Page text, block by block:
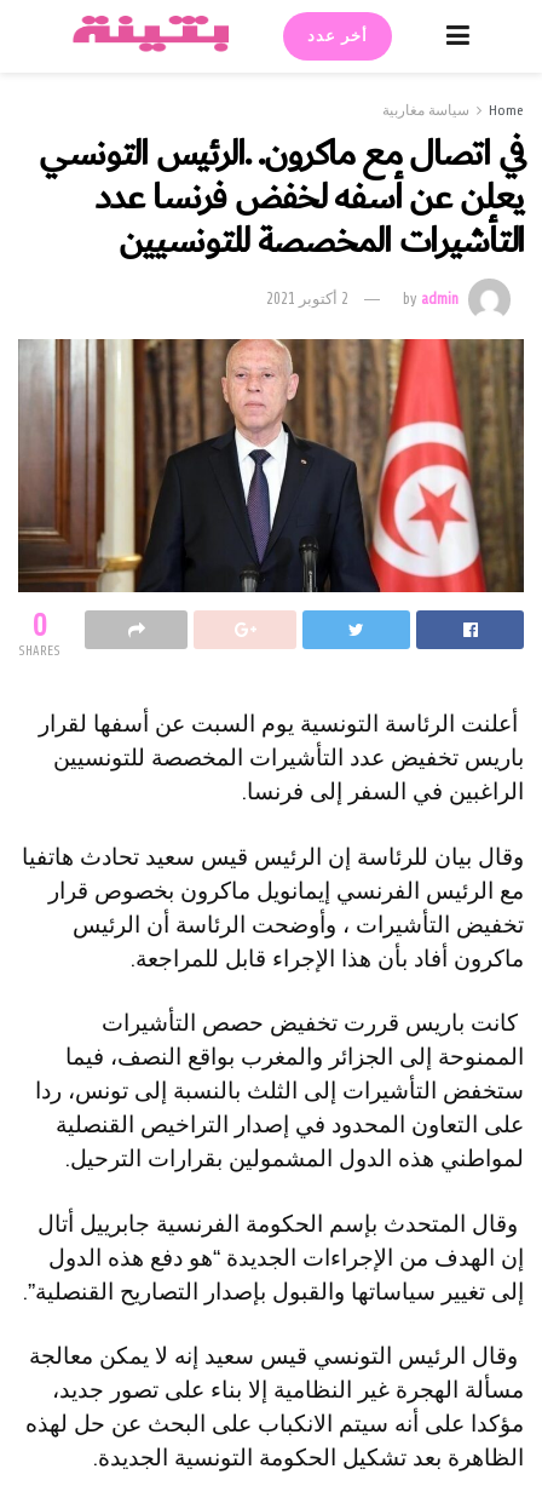
أخر عدد
Home سياسة مغاربية
في اتصال مع ماكرون. .الرئيس التونسي
يعلن عن أسفه لخفض فرنسا عدد
التأشيرات المخصصة للتونسيين
byadmin 2 أكتوبر 2021
0
SHARES
أعلنت الرئاسة التونسية يوم السبت عن أسفها لقرار
باريس تخفيض عدد التأشيرات المخصصة للتونسيين
الراغبين في السفر إلى فرنسا.
وقال بيان للرئاسة إن الرئيس قيس سعيد تحادث هاتفيا
مع الرئيس الفرنسي إيمانويل ماكرون بخصوص قرار
تخفيض التأشيرات ، وأوضحت الرئاسة أن الرئيس
ماكرون أفاد بأن هذا الإجراء قابل للمراجعة.
كانت باريس قررت تخفيض حصص التأشيرات
الممنوحة إلى الجزائر والمغرب بواقع النصف، فيما
ستخفض التأشيرات إلى الثلث بالنسبة إلى تونس، ردا
على التعاون المحدود في إصدار التراخيص القنصلية
لمواطني هذه الدول المشمولين بقرارات الترحيل.
وقال المتحدث بإسم الحكومة الفرنسية جابرييل أتال
إن الهدف من الإجراءات الجديدة “هو دفع هذه الدول
إلى تغيير سياساتها والقبول بإصدار التصاريح القنصلية”.
وقال الرئيس التونسي قيس سعيد إنه لا يمكن معالجة
مسألة الهجرة غير النظامية إلا بناء على تصور جديد،
مؤكدا على أنه سيتم الانكباب على البحث عن حل لهذه
الظاهرة بعد تشكيل الحكومة التونسية الجديدة.